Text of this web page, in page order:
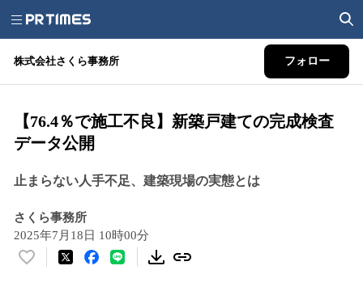
株式会社さくら事務所 フォロー
【76.4％で施工不良】新築戸建ての完成検査
データ公開
止まらない人手不足、建築現場の実態とは
さくら事務所
2025年7月18日 10時00分
い